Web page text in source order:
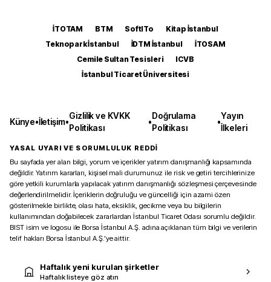
İTOTAM BTM SoftITo
Kitap İstanbul
Teknopark İstanbul
İDTM İstanbul
İTOSAM
Cemile Sultan Tesisleri
ICVB
İstanbul Ticaret Üniversitesi
Künye•İletişim•
Gizlilik ve KVKK
Politikası
•
Doğrulama
Politikası
•
Yayın
İlkeleri
YASAL UYARI VE SORUMLULUK REDDİ
Bu sayfada yer alan bilgi, yorum ve içerikler yatırım danışmanlığı kapsamında
değildir. Yatırım kararları, kişisel mali durumunuz ile risk ve getiri tercihlerinize
göre yetkili kurumlarla yapılacak yatırım danışmanlığı sözleşmesi çerçevesinde
değerlendirilmelidir. İçeriklerin doğruluğu ve güncelliği için azami özen
gösterilmekle birlikte, olası hata, eksiklik, gecikme veya bu bilgilerin
kullanımından doğabilecek zararlardan İstanbul Ticaret Odası sorumlu değildir.
BIST isim ve logosu ile Borsa İstanbul A.Ş. adına açıklanan tüm bilgi ve verilerin
telif hakları Borsa İstanbul A.Ş.’ye aittir.
Haftalık yeni kurulan şirketler
Haftalık listeye göz atın